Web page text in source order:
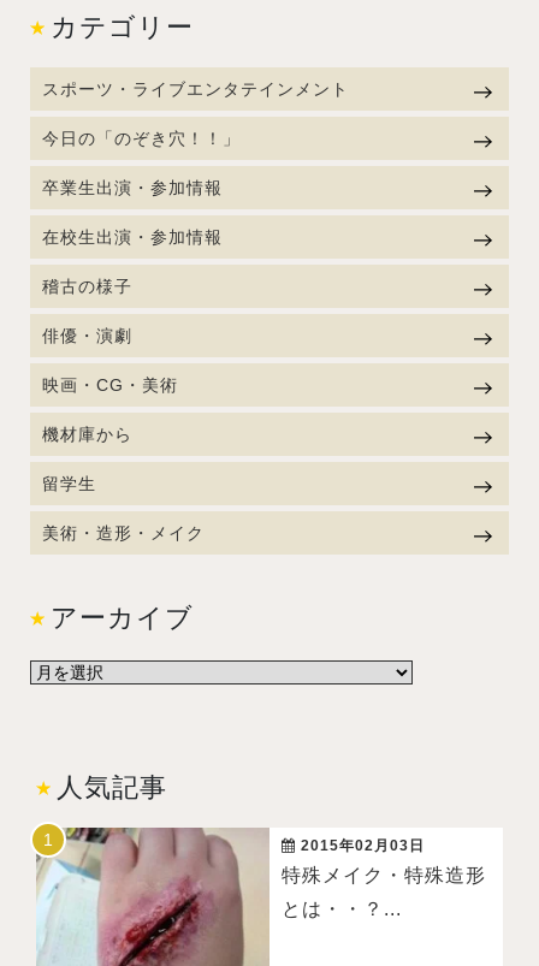
カテゴリー
スポーツ・ライブエンタテインメント
今日の「のぞき穴！！」
卒業生出演・参加情報
在校生出演・参加情報
稽古の様子
俳優・演劇
映画・CG・美術
機材庫から
留学生
美術・造形・メイク
アーカイブ
人気記事
2015年02月03日
特殊メイク・特殊造形
とは・・？...